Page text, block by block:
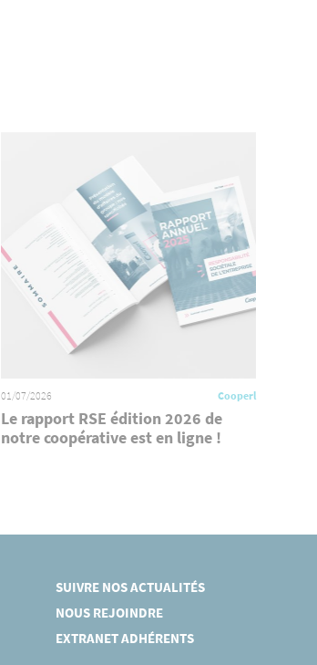
01/07/2026 Cooperl
Le rapport RSE édition 2026 de
notre coopérative est en ligne !
SUIVRE NOS ACTUALITÉS
NOUS REJOINDRE
EXTRANET ADHÉRENTS